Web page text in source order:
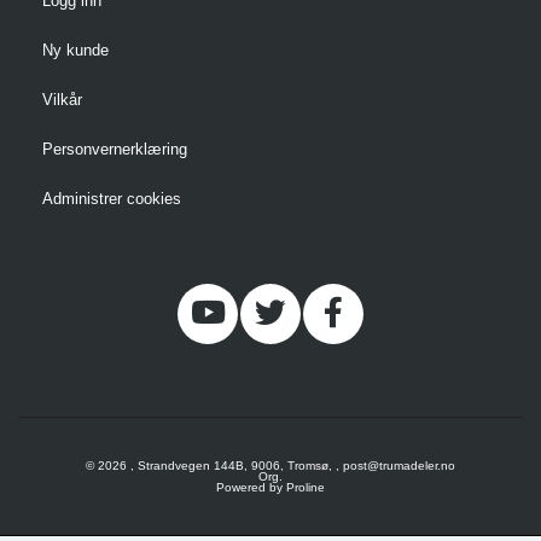
Ny kunde
Vilkår
Personvernerklæring
Administrer cookies
© 2026 , Strandvegen 144B, 9006, Tromsø, , post@trumadeler.no
Org.
Powered by Proline